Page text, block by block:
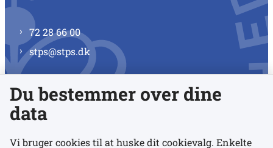
72 28 66 00
stps@stps.dk
Se alle kontaktnumre
Du bestemmer over dine
data
Vi bruger cookies til at huske dit cookievalg. Enkelte